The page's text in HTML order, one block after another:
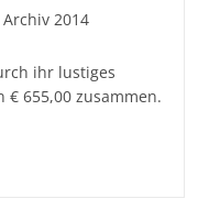
Archiv 2014
ihr lustiges
€ 655,00 zusammen.